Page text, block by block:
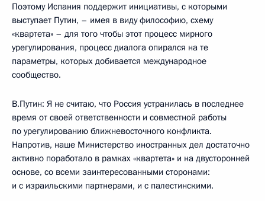
Поэтому Испания поддержит инициативы, с которыми
выступает Путин, – имея в виду философию, схему
«квартета» – для того чтобы этот процесс мирного
урегулирования, процесс диалога опирался на те
параметры, которых добивается международное
сообщество.
В.Путин: Я не считаю, что Россия устранилась в последнее
время от своей ответственности и совместной работы
по урегулированию ближневосточного конфликта.
Напротив, наше Министерство иностранных дел достаточно
активно поработало в рамках «квартета» и на двусторонней
основе, со всеми заинтересованными сторонами:
и с израильскими партнерами, и с палестинскими.